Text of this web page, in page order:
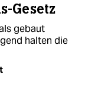
Gesetz
gebaut
halten die